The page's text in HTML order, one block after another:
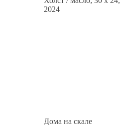
2024
Дома на скале